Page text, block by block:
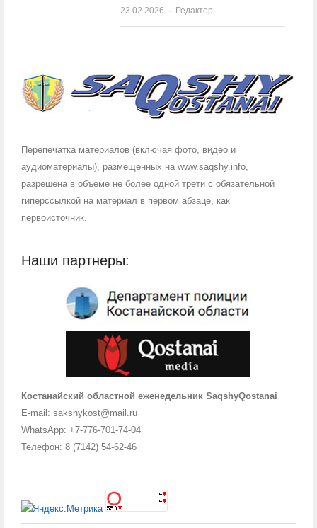
23.02.2026 Author
Редактор
Перепечатка материалов (включая фото, видео и
аудиоматериалы), размещенных на www.saqshy.info,
разрешена в объеме не более одной трети с обязательной
гиперссылкой на материал в первом абзаце, как
первоисточник.
Наши партнеры:
Костанайский областной еженедельник SaqshyQostanai
E-mail: sakshykost@mail.ru
WhatsApp: +7-776-701-74-04
Телефон: 8 (7142) 54-62-46